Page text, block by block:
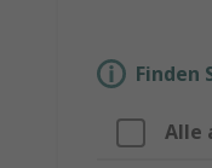
Finden
Alle